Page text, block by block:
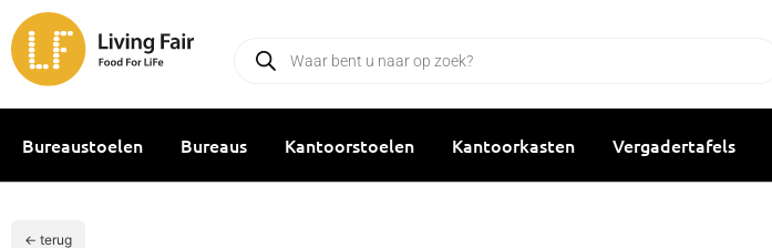
naar
de
inhoud
zoeken
Bureaustoelen Bureaus Kantoorstoelen Kantoorkasten Vergadertafels
← terug